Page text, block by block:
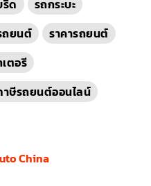
ริด
รถกระบะ
ถยนต์
ราคารถยนต์
ตอรี
ษีรถยนต์ออนไลน์
China